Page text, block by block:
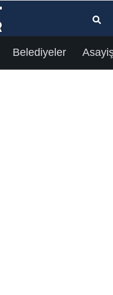
Belediyeler